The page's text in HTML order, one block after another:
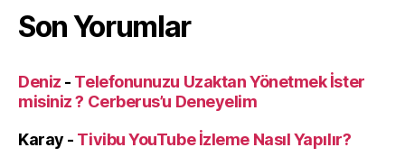
Son Yorumlar
Deniz - Telefonunuzu Uzaktan Yönetmek İster
misiniz ? Cerberus’u Deneyelim
Karay - Tivibu YouTube İzleme Nasıl Yapılır?